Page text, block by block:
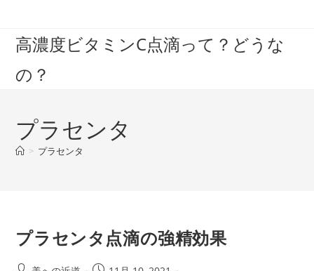
高濃度ビタミンC点滴って？どうな
の？
プラセンタ
> プラセンタ
プラセンタ点滴の強精効果